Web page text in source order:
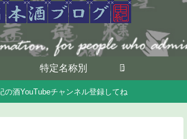
特定名称別
の酒YouTubeチャンネル登録してね